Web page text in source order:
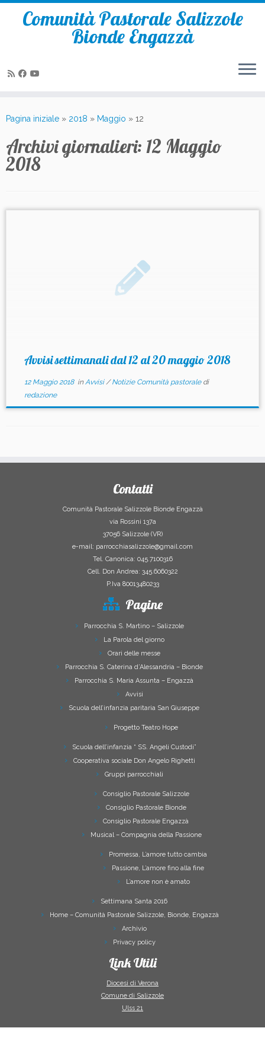
Comunità Pastorale Salizzole
Bionde Engazzà
Pagina iniziale » 2018 » Maggio » 12
Archivi giornalieri: 12 Maggio
2018
Avvisi settimanali dal 12 al 20 maggio 2018
12 Maggio 2018inAvvisi/Notizie Comunità pastorale di
redazione
Contatti
Comunità Pastorale Salizzole Bionde Engazzà
via Rossini 137a
37056 Salizzole (VR)
e-mail: parrocchiasalizzole@gmail.com
Tel. Canonica: 045.7100316
Cell. Don Andrea: 345.6060322
P.Iva 80013480233
Pagine
Parrocchia S. Martino – Salizzole
La Parola del giorno
Orari delle messe
Parrocchia S. Caterina d’Alessandria – Bionde
Parrocchia S. Maria Assunta – Engazzà
Avvisi
Scuola dell’infanzia paritaria San Giuseppe
Progetto Teatro Hope
Scuola dell’infanzia “ SS. Angeli Custodi”
Cooperativa sociale Don Angelo Righetti
Gruppi parrocchiali
Consiglio Pastorale Salizzole
Consiglio Pastorale Bionde
Consiglio Pastorale Engazzà
Musical – Compagnia della Passione
Promessa, L’amore tutto cambia
Passione, L’amore fino alla fine
L’amore non è amato
Settimana Santa 2016
Home – Comunità Pastorale Salizzole, Bionde, Engazzà
Archivio
Privacy policy
Link Utili
Diocesi di Verona
Comune di Salizzole
Ulss 21